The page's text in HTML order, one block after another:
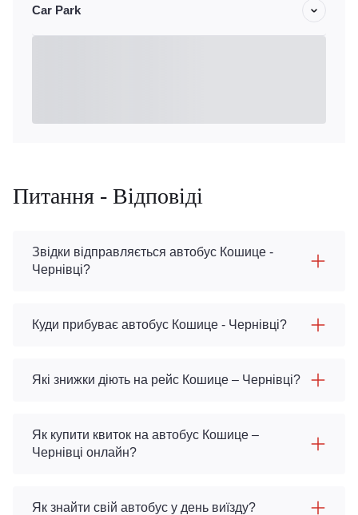
Car Park
Питання - Відповіді
Звідки відправляється автобус Кошице -
Чернівці?
Куди прибуває автобус Кошице - Чернівці?
Які знижки діють на рейс Кошице – Чернівці?
Як купити квиток на автобус Кошице –
Чернівці онлайн?
Як знайти свій автобус у день виїзду?